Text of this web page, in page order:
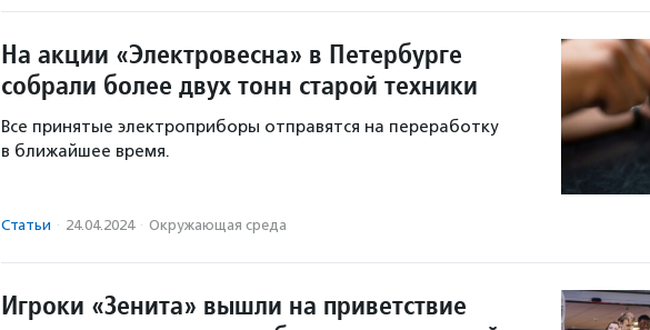
На акции «Электровесна» в Петербурге
собрали более двух тонн старой техники
Все принятые электроприборы отправятся на переработку
в ближайшее время.
Статьи · 24.04.2024 · Окружающая среда
Игроки «Зенита» вышли на приветствие